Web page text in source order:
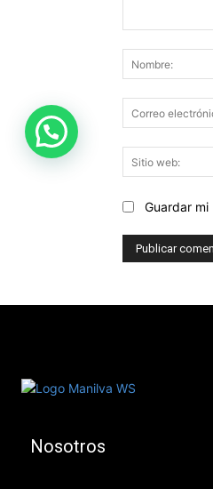
Guardar
Nosotros